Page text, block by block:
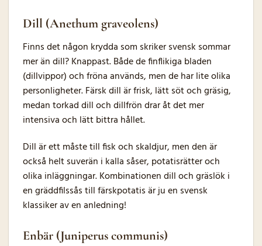
Dill (Anethum graveolens)
Finns det någon krydda som skriker svensk sommar
mer än dill? Knappast. Både de finflikiga bladen
(dillvippor) och fröna används, men de har lite olika
personligheter. Färsk dill är frisk, lätt söt och gräsig,
medan torkad dill och dillfrön drar åt det mer
intensiva och lätt bittra hållet.
Dill är ett måste till fisk och skaldjur, men den är
också helt suverän i kalla såser, potatisrätter och
olika inläggningar. Kombinationen dill och gräslök i
en gräddfilssås till färskpotatis är ju en svensk
klassiker av en anledning!
Enbär (Juniperus communis)